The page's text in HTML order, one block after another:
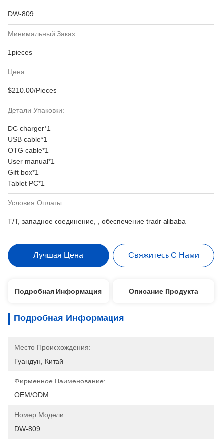
DW-809
Минимальный Заказ:
1pieces
Цена:
$210.00/Pieces
Детали Упаковки:
DC charger*1
USB cable*1
OTG cable*1
User manual*1
Gift box*1
Tablet PC*1
Условия Оплаты:
T/T, западное соединение, , обеспечение tradr alibaba
Лучшая Цена Свяжитесь С Нами
Подробная Информация Описание Продукта
Подробная Информация
Место Происхождения:
Гуандун, Китай
Фирменное Наименование:
OEM/ODM
Номер Модели:
DW-809